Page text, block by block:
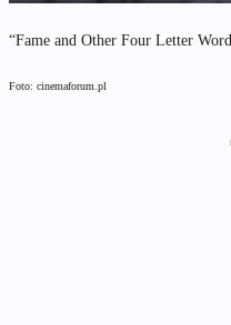
“Fame and Other Four Letter
Foto: cinemaforum.pl